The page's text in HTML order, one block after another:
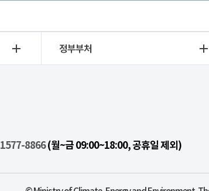
정부부처
1577-8866(월~금 09:00~18:00, 공휴일 제외)